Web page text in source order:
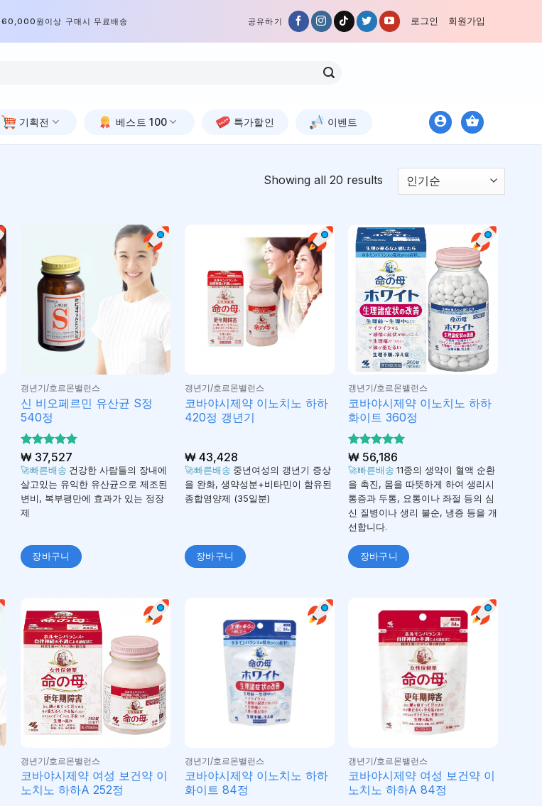
60,000원이상 구매시 무료배송 공유하기 로그인 회원가입
기획전 베스트 100 특가할인 이벤트
Showing all 20 results
갱년기/호르몬밸런스
신 비오페르민 유산균 S정
540정
5 중에서
4.78로 평
가됨
₩37,527
🚀빠른배송 건강한 사람들의 장내에
살고있는 유익한 유산균으로 제조된
변비, 복부팽만에 효과가 있는 정장
제
장바구니
갱년기/호르몬밸런스
코바야시제약 이노치노 하하
420정 갱년기
₩43,428
🚀빠른배송 중년여성의 갱년기 증상
을 완화, 생약성분+비타민이 함유된
종합영양제 (35일분)
장바구니
갱년기/호르몬밸런스
코바야시제약 이노치노 하하
화이트 360정
5 중에서
5로 평가
됨
₩ 56,186
🚀빠른배송11종의 생약이 혈액 순환
을 촉진, 몸을 따뜻하게 하여 생리시
통증과 두통, 요통이나 좌절 등의 심
신 질병이나 생리 불순, 냉증 등을 개
선합니다.
장바구니
갱년기/호르몬밸런스
코바야시제약 여성 보건약 이
노치노 하하A 252정
갱년기/호르몬밸런스
코바야시제약 이노치노 하하
화이트 84정
갱년기/호르몬밸런스
코바야시제약 여성 보건약 이
노치노 하하A 84정